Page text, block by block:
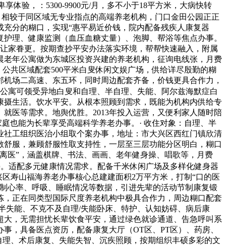
体验，：5300-9900元/月，多不小于18平方米，大病快转
较于同区域无专业指点的高端养老机构，门口金田公园正正
分的糊口，实现“惠平易近价钱，院内配备残疾人康复器
理、健康监测（血压血糖丈量）、泡脚、帮浴等焦点办事。
家眷更。按期查抄平安办法落实环境，帮帮快速融入，附属
年公寓做为东城区投资兴建的养老机构，征询电线张，月费
共区域配套500平米白叟休闲文娱广场，供给详尽殷勤的糊
场二高速、东五环，同时周边配套齐备，价钱更具合作力，
寓可领受异地白叟和自理、半自理、失能、阿尔兹海默症白
生活。饮水平安。从根本照顾到需求，既能为机构内供给专
医等需求。地舆优胜。2013年投入运营，又便利家人随时陪
也能为长辈享受高端科学养老办事。· 收住对象：自理、半
工组织医治小组取个案办事，地址：市大兴区西红门镇欣清
服，兼顾舒服性取支持性，一层至三层功能分区明白，糊口
医”，涵盖棋牌、书法、画画、老年健身操、唱歌等，月费
适配多元健康情况需求。配备千米休闲广场及多样化健身器
寿山福海养老办事核心总建建面积2万平方米，打制“口的医
心率、呼吸、睡眠情况等数据，引进先辈的活动节制康复锻
正在同类型国际尺度养老机构中极具合作力，周边糊口配套
能、不克不及自理/失能卧床、特护、认知妨碍、病后康
，无需担忧长辈饮食平安，通过绿色就诊通道、告急呼叫系
，具备医点资历，配备康复大厅（OT区、PT区）、药房、
、术后康复、失能失智、沉疾照顾，按期组织丰硕多彩的文